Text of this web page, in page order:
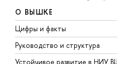
О ВЫШКЕ
Цифры и факты
Руководство и структура
Устойчивое развитие в НИУ